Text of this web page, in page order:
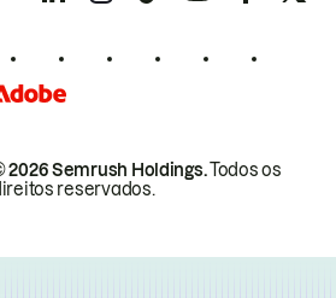
2026 Semrush Holdings.Todos os
reservados.